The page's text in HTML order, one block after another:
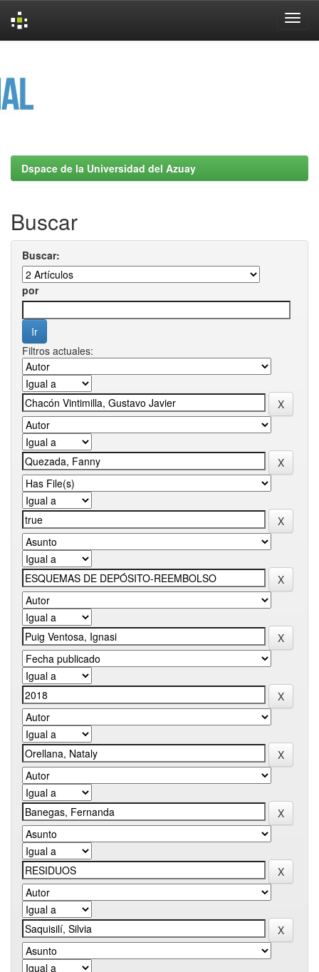
Dspace de la Universidad del Azuay
Buscar
Buscar:
por
Filtros actuales: